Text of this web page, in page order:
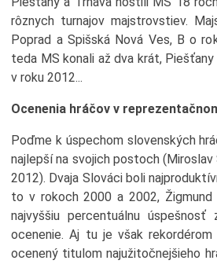
rôznych turnajov majstrovstiev.
Poprad a Spišská Nová Ves, B o
teda MS konali až dva krát,
v roku 2012...
Ocenenia hráčov v
Poďme k úspechom slovenských
najlepší na svojich postoch
2012). Dvaja Slováci boli
to v rokoch 2000 a 2002,
najvyššiu percentuálnu
ocenenie. Aj tu je však
ocenený titulom najužitočnejšieho